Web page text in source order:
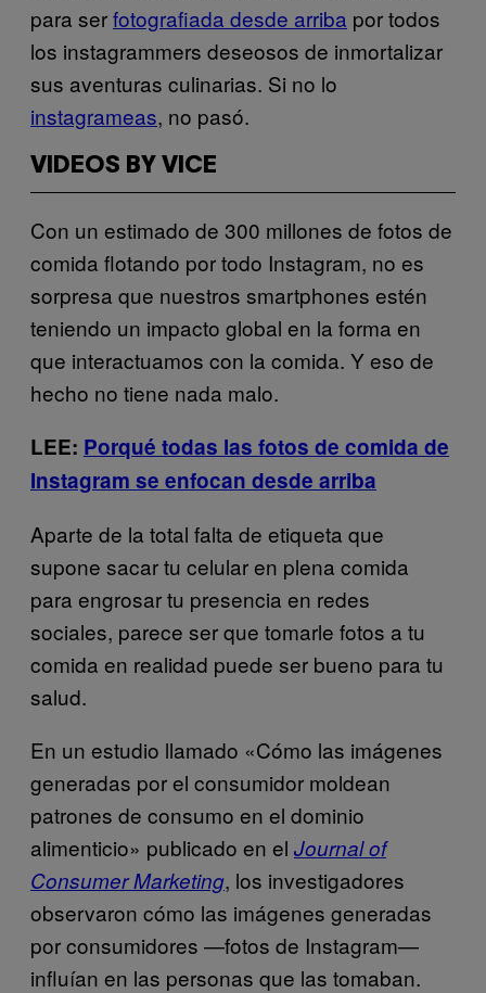
para serfotografiada desde arriba por todos
los instagrammers deseosos de inmortalizar
sus aventuras culinarias. Si no lo
instagrameas, no pasó.
VIDEOS BY VICE
Con un estimado de 300 millones de fotos de
comida flotando por todo Instagram, no es
sorpresa que nuestros smartphones estén
teniendo un impacto global en la forma en
que interactuamos con la comida. Y eso de
hecho no tiene nada malo.
LEE: Porqué todas las fotos de comida de
Instagram se enfocan desde arriba
Aparte de la total falta de etiqueta que
supone sacar tu celular en plena comida
para engrosar tu presencia en redes
sociales, parece ser que tomarle fotos a tu
comida en realidad puede ser bueno para tu
salud.
En un estudio llamado «Cómo las imágenes
generadas por el consumidor moldean
patrones de consumo en el dominio
alimenticio» publicado en el Journal of
Consumer Marketing, los investigadores
observaron cómo las imágenes generadas
por consumidores —fotos de Instagram—
influían en las personas que las tomaban.